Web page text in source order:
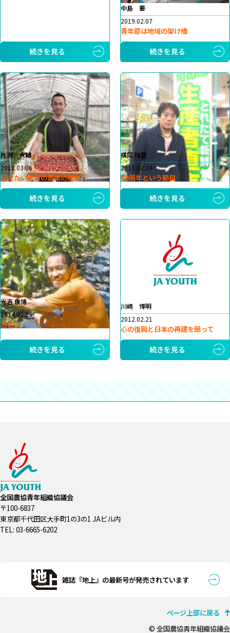
続きを見る
中島 要
2019.02.07
青年部は地域の架け橋
続きを見る
片渕 大輔
2018.03.06
伝えたい佐賀の農業の魅力
続きを見る
横尾 隆登
2015.02.24
60周年という節目
続きを見る
光吉 康博
2014.02.25
出会い
続きを見る
川崎 博明
2012.02.21
心の復興と日本の再建を願って
続きを見る
全国農協青年組織協議会
〒100-6837
東京都千代田区大手町1の3の1 JAビル内
TEL: 03-6665-6202
雑誌『地上』の最新号が発売されています
ページ上部に戻る
© 全国農協青年組織協議会